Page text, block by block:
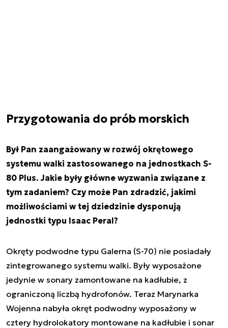
Przygotowania do prób morskich
Był Pan zaangażowany w rozwój okrętowego
systemu walki zastosowanego na jednostkach S-
80 Plus. Jakie były główne wyzwania związane z
tym zadaniem? Czy może Pan zdradzić, jakimi
możliwościami w tej dziedzinie dysponują
jednostki typu Isaac Peral?
Okręty podwodne typu Galerna (S-70) nie posiadały
zintegrowanego systemu walki. Były wyposażone
jedynie w sonary zamontowane na kadłubie, z
ograniczoną liczbą hydrofonów. Teraz Marynarka
Wojenna nabyła okręt podwodny wyposażony w
cztery hydrolokatory montowane na kadłubie i sonar